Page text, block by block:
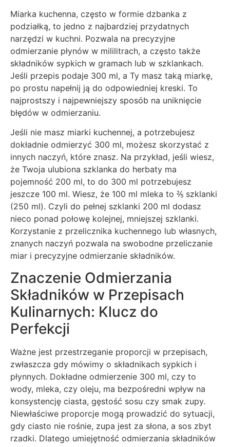
Miarka kuchenna, często w formie dzbanka z
podziałką, to jedno z najbardziej przydatnych
narzędzi w kuchni. Pozwala na precyzyjne
odmierzanie płynów w mililitrach, a często także
składników sypkich w gramach lub w szklankach.
Jeśli przepis podaje 300 ml, a Ty masz taką miarkę,
po prostu napełnij ją do odpowiedniej kreski. To
najprostszy i najpewniejszy sposób na uniknięcie
błędów w odmierzaniu.
Jeśli nie masz miarki kuchennej, a potrzebujesz
dokładnie odmierzyć 300 ml, możesz skorzystać z
innych naczyń, które znasz. Na przykład, jeśli wiesz,
że Twoja ulubiona szklanka do herbaty ma
pojemność 200 ml, to do 300 ml potrzebujesz
jeszcze 100 ml. Wiesz, że 100 ml mleka to ⅖ szklanki
(250 ml). Czyli do pełnej szklanki 200 ml dodasz
nieco ponad połowę kolejnej, mniejszej szklanki.
Korzystanie z przelicznika kuchennego lub własnych,
znanych naczyń pozwala na swobodne przeliczanie
miar i precyzyjne odmierzanie składników.
Znaczenie Odmierzania
Składników w Przepisach
Kulinarnych: Klucz do
Perfekcji
Ważne jest przestrzeganie proporcji w przepisach,
zwłaszcza gdy mówimy o składnikach sypkich i
płynnych. Dokładne odmierzenie 300 ml, czy to
wody, mleka, czy oleju, ma bezpośredni wpływ na
konsystencję ciasta, gęstość sosu czy smak zupy.
Niewłaściwe proporcje mogą prowadzić do sytuacji,
gdy ciasto nie rośnie, zupa jest za słona, a sos zbyt
rzadki. Dlatego umiejętność odmierzania składników